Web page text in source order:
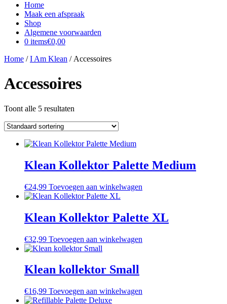
Home
Maak een afspraak
Shop
Algemene voorwaarden
0 items€0,00
Home /I Am Klean / Accessoires
Accessoires
Toont alle 5 resultaten
Klean Kollektor Palette Medium
€24,99 Toevoegen aan winkelwagen
Klean Kollektor Palette XL
€32,99 Toevoegen aan winkelwagen
Klean kollektor Small
€16,99 Toevoegen aan winkelwagen